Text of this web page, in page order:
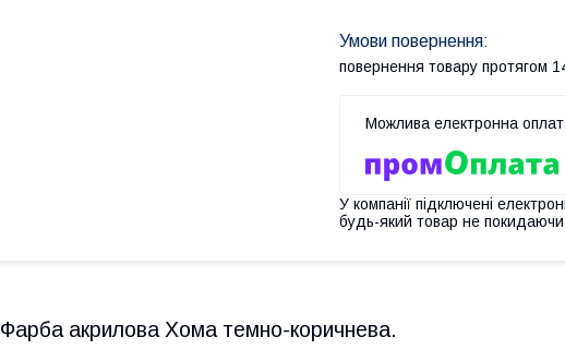
повернення товару протягом
У компанії підключені
будь-який товар не покидаючи
Фарба акрилова Хома темно-коричнева.